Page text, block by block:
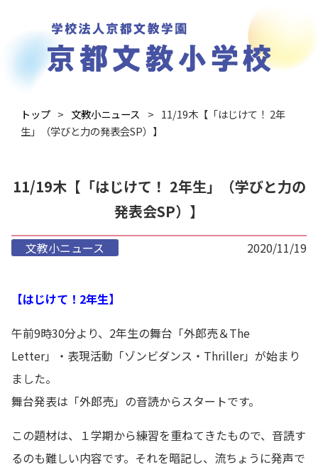
トップ 文教小ニュース
11/19木【「はじけて！ 2年
生」（学びと力の発表会SP）】
11/19木【「はじけて！ 2年生」（学びと力の
発表会SP）】
文教小ニュース 2020/11/19
【はじけて！2年生】
午前9時30分より、2年生の舞台「外郎売＆The
Letter」・表現活動「ゾンビダンス・Thriller」が始まり
ました。
舞台発表は「外郎売」の音読からスタートです。
この題材は、１学期から練習を重ねてきたもので、音読す
るのも難しい内容です。それを暗記し、流ちょうに発声で